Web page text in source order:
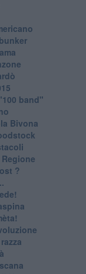
band"
Bivona
?